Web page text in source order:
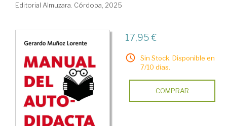
Editorial Almuzara. Córdoba, 2025
17,95 €
Sin Stock. Disponible en
7/10 días.
COMPRAR